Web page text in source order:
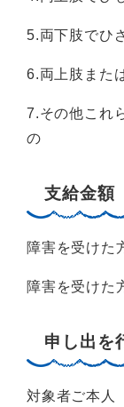
5.両下肢でひ
6.両上肢また
7.その他これ
の
支給金額
障害を受けた
障害を受けた
申し出を
対象者ご本人